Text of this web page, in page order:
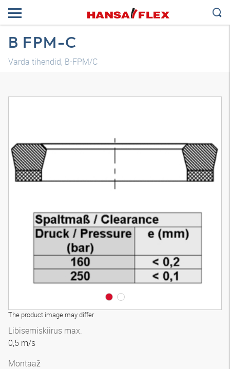
B FPM-C
Varda tihendid, B-FPM/C
The product image may differ
Libisemiskiirus max.
0,5 m/s
Montaaž